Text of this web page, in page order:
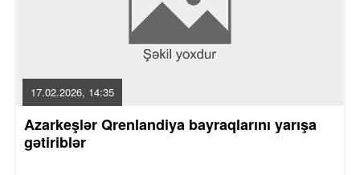
17.02.2026, 14:35
Azarkeşlər Qrenlandiya bayraqlarını yarışa
gətiriblər